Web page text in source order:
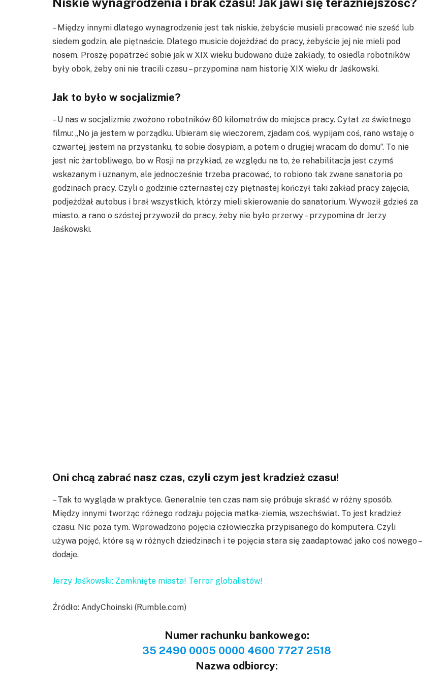
– Między innymi dlatego wynagrodzenie jest tak niskie, żebyście musieli pracować nie sześć lub
siedem godzin, ale piętnaście. Dlatego musicie dojeżdżać do pracy, żebyście jej nie mieli pod
nosem. Proszę popatrzeć sobie jak w XIX wieku budowano duże zakłady, to osiedla robotników
były obok, żeby oni nie tracili czasu – przypomina nam historię XIX wieku dr Jaśkowski.
Jak to było w socjalizmie?
– U nas w socjalizmie zwożono robotników 60 kilometrów do miejsca pracy. Cytat ze świetnego
filmu: „No ja jestem w porządku. Ubieram się wieczorem, zjadam coś, wypijam coś, rano wstaję o
czwartej, jestem na przystanku, to sobie dosypiam, a potem o drugiej wracam do domu”. To nie
jest nic żartobliwego, bo w Rosji na przykład, ze względu na to, że rehabilitacja jest czymś
wskazanym i uznanym, ale jednocześnie trzeba pracować, to robiono tak zwane sanatoria po
godzinach pracy. Czyli o godzinie czternastej czy piętnastej kończył taki zakład pracy zajęcia,
podjeżdżał autobus i brał wszystkich, którzy mieli skierowanie do sanatorium. Wywoził gdzieś za
miasto, a rano o szóstej przywoził do pracy, żeby nie było przerwy – przypomina dr Jerzy
Jaśkowski.
Oni chcą zabrać nasz czas, czyli czym jest kradzież czasu!
– Tak to wygląda w praktyce. Generalnie ten czas nam się próbuje skraść w różny sposób.
Między innymi tworząc różnego rodzaju pojęcia matka-ziemia, wszechświat. To jest kradzież
czasu. Nic poza tym. Wprowadzono pojęcia człowieczka przypisanego do komputera. Czyli
używa pojęć, które są w różnych dziedzinach i te pojęcia stara się zaadaptować jako coś nowego –
dodaje.
Jerzy Jaśkowski: Zamknięte miasta! Terror globalistów!
Źródło: AndyChoinski (Rumble.com)
Numer rachunku bankowego:
35 2490 0005 0000 4600 7727 2518
Nazwa odbiorcy: